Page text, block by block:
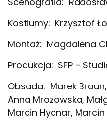
Kostiumy: Krzysztof
Montaż: Magdalena
Produkcja: SFP –
Obsada: Marek
Anna Mrozowska,
Marcin Hycnar,